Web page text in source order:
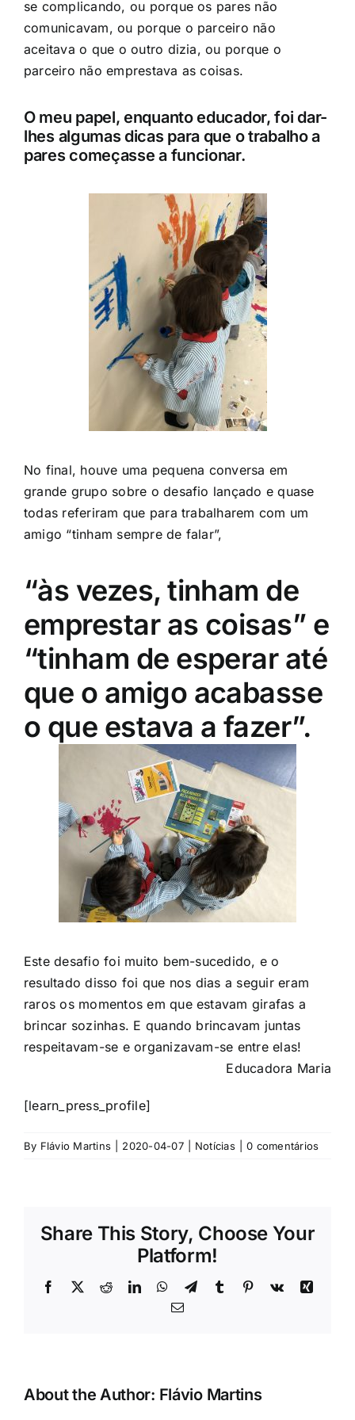
se complicando, ou porque os pares não
comunicavam, ou porque o parceiro não
aceitava o que o outro dizia, ou porque o
parceiro não emprestava as coisas.
O meu papel, enquanto educador, foi dar-
lhes algumas dicas para que o trabalho a
pares começasse a funcionar.
No final, houve uma pequena conversa em
grande grupo sobre o desafio lançado e quase
todas referiram que para trabalharem com um
amigo “tinham sempre de falar”,
“às vezes, tinham de
emprestar as coisas” e
“tinham de esperar até
que o amigo acabasse
o que estava a fazer”.
Este desafio foi muito bem-sucedido, e o
resultado disso foi que nos dias a seguir eram
raros os momentos em que estavam girafas a
brincar sozinhas. E quando brincavam juntas
respeitavam-se e organizavam-se entre elas!
Educadora Maria
[learn_press_profile]
By Flávio Martins 2020-04-07 Notícias 0 comentários
Share This Story, Choose Your
Platform!
Facebook
X RedditLinkedInWhatsApp
TelegramTumblr Pinterest
Vk
Xing
Email
About the Author: Flávio Martins